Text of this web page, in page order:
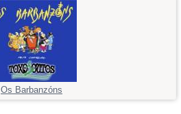
Os Barbanzóns